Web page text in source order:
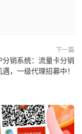
下一篇
分销系统：流量卡分销
遇，一级代理招募中！